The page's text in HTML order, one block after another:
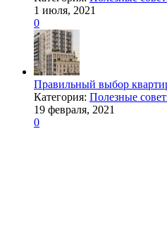
1 июля, 2021
0
Правильный выбор
Категория: Полезные
19 февраля, 2021
0